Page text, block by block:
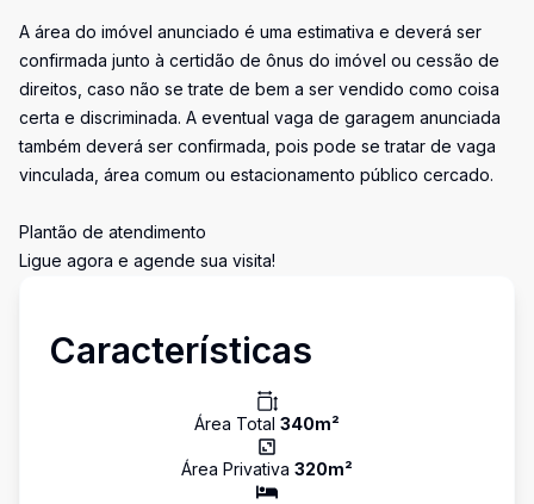
A área do imóvel anunciado é uma estimativa e deverá ser
confirmada junto à certidão de ônus do imóvel ou cessão de
direitos, caso não se trate de bem a ser vendido como coisa
certa e discriminada. A eventual vaga de garagem anunciada
também deverá ser confirmada, pois pode se tratar de vaga
vinculada, área comum ou estacionamento público cercado.
Plantão de atendimento
Ligue agora e agende sua visita!
Características
Área Total 340m²
Área Privativa 320m²